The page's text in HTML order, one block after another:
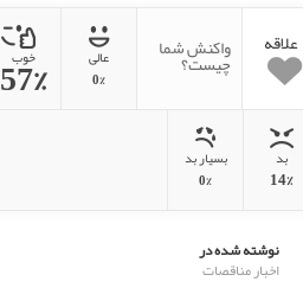
علاقه واکنش شما
چیست؟
عالی
0%
خوب
57%
بد
14%
بسیار بد
0%
نوشته شده در
اخبار مناقصات